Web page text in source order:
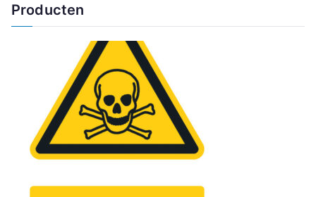
Producten